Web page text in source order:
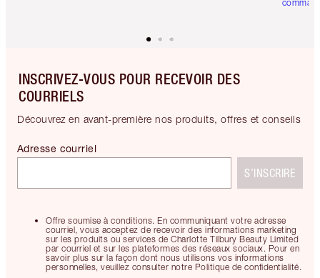
INSCRIVEZ-VOUS POUR RECEVOIR DES
COURRIELS
Découvrez en avant-première nos produits, offres et conseils
Offre soumise à conditions. En communiquant votre adresse
courriel, vous acceptez de recevoir des informations marketing
sur les produits ou services de Charlotte Tilbury Beauty Limited
par courriel et sur les plateformes des réseaux sociaux. Pour en
savoir plus sur la façon dont nous utilisons vos informations
personnelles, veuillez consulter notre Politique de confidentialité.
Adresse courriel
S’INSCRIRE